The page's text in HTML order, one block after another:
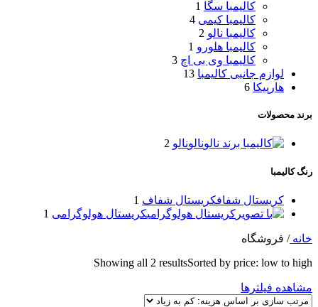
کالیمبا سگا 1
کالیمبا کیمی 4
کالیمبا نالو 2
کالیمبا هلورو 1
کالیمبا وی بی اچ 3
لوازم جانبی کالیمبا 13
هارپیکا 6
برند محصولات
نالونالو 2
رنگ کالیمبا
کریستال شفافکریستال شفاف 1
کریستال هولوگرامیکریستال هولوگرامی 1
خانه/ فروشگاه
Showing all 2 resultsSorted by price: low to high
مشاهده فیلترها